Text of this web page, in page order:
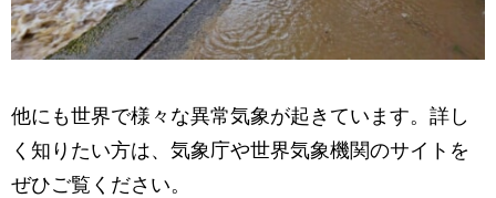
他にも世界で様々な異常気象が起きています。詳し
く知りたい方は、気象庁や世界気象機関のサイトを
ぜひご覧ください。